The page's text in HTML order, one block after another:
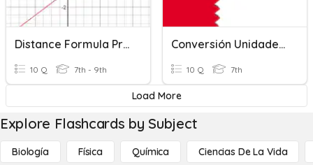
Distance Formula Practice
10 Q 7th - 9th
Conversión Unidades De Masa
10 Q 7th
Load More
Explore Flashcards by Subject
Biología Física Química Ciencias De La Vida